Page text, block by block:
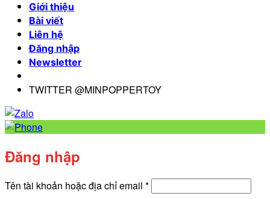
Giới thiệu
Bài viết
Liên hệ
Đăng nhập
Newsletter
TWITTER @MINPOPPERTOY
Đăng nhập
Tên tài khoản hoặc địa chỉ email *Bắt